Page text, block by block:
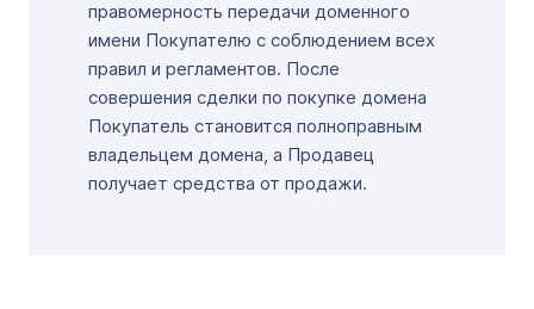
правомерность передачи доменного
имени Покупателю с соблюдением всех
правил и регламентов. После
совершения сделки по покупке домена
Покупатель становится полноправным
владельцем домена, а Продавец
получает средства от продажи.